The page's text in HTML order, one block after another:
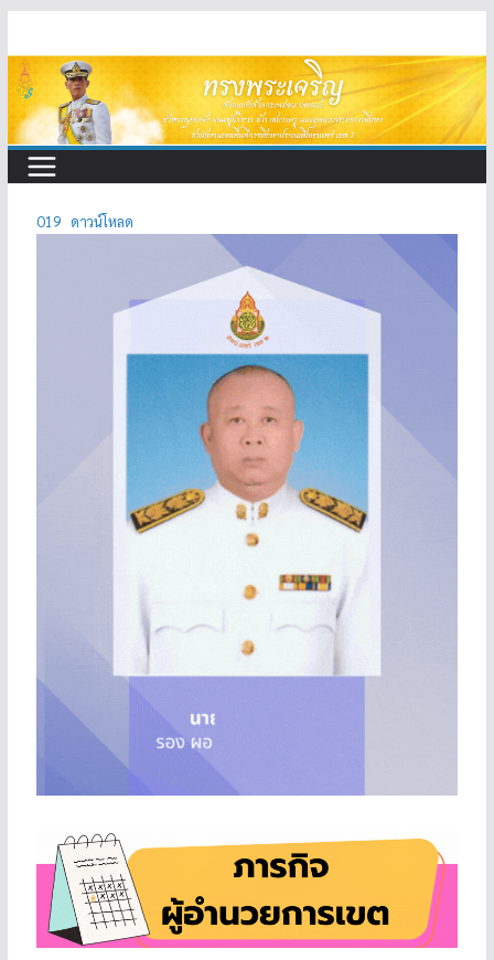
to
content
O19 ดาวน์โหลด